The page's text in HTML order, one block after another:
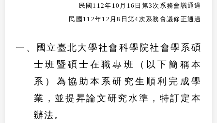
民國 112年 10 月 16 日第3次系務會議通過
民國 112年12 月8 日第4次系務會議修正通過
一、國立臺北大學社會科學院社會學系碩
士班暨碩士在職專班（以下簡稱本
系）為協助本系研究生順利完成學
業，並提昇論文研究水準，特訂定本
辦法。